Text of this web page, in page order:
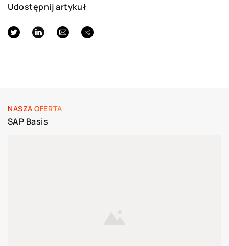
NASZA OFERTA
SAP Basis
Udostępnij artykuł